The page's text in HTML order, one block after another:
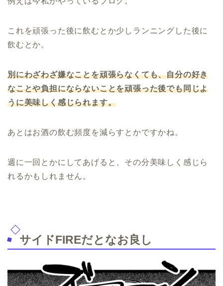
これを頑張った後に飲むとか少しランニングした後に
飲むとか。
別にわざわざ嫌なことを頑張らなくても、自分の好き
なことや負担にならないことを頑張った後でも同じよ
うに美味しく感じられます。
あとはお酒の飲む頻度を減らすとかですかね。
週に一回とかにしてあげると、その分美味しく感じら
れるかもしれません。
サイドFIREだとなお良し